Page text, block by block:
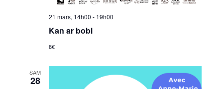
21 mars, 14h00 - 19h00
Kan ar bobl
8€
SAM
28